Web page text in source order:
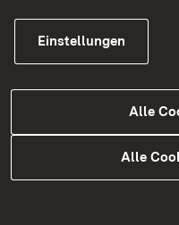
Einstellungen
Alle
Alle